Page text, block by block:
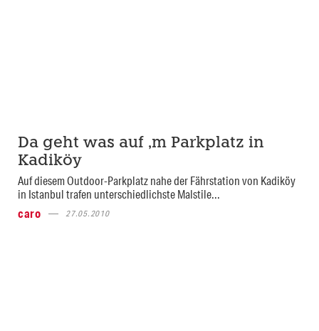
Da geht was auf ‚m Parkplatz in
Kadiköy
Auf diesem Outdoor-Parkplatz nahe der Fährstation von Kadiköy
in Istanbul trafen unterschiedlichste Malstile...
caro
27.05.2010